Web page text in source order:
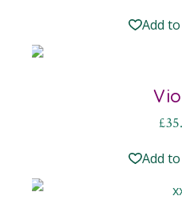
Add
£
Add